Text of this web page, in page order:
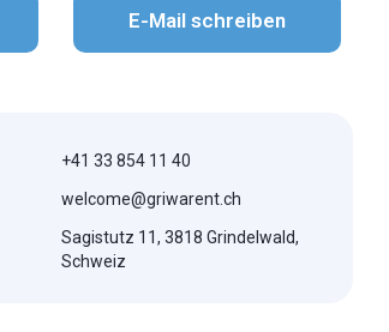
E-Mail schreiben
+41 33 854 11 40
welcome@griwarent.ch
Sagistutz 11, 3818 Grindelwald,
Schweiz